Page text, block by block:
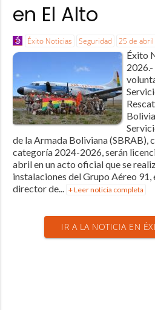
en El Alto
Éxito Noticias Seguridad 25 de
Éxito
de la Armada Boliviana (SBRAB),
categoría 2024-2026, serán
abril en un acto oficial que se
instalaciones del Grupo Aéreo 91,
director de... + Leer noticia completa
IR A LA NOTICIA EN